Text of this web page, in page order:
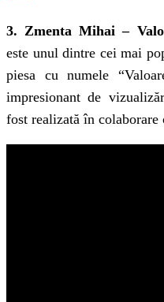
3. Zmenta Mihai –
este unul dintre cei mai
piesa cu numele
impresionant de
fost realizată în